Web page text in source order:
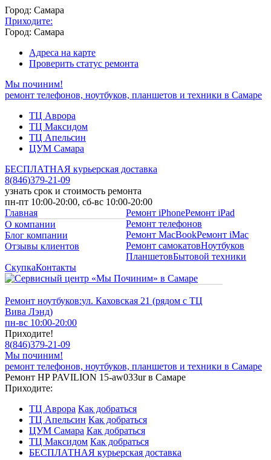
Город: Самара
Приходите:
Город: Самара
Адреса на карте
Проверить статус ремонта
Мы починим!
ремонт телефонов, ноутбуков, планшетов и техники в Самаре
ТЦ Аврора
ТЦ Максидом
ТЦ Апельсин
ЦУМ Самара
БЕСПЛАТНАЯ курьерская доставка
8(846)379-21-09
узнать срок и стоимость ремонта
пн-пт 10:00-20:00, сб-вс 10:00-20:00
Главная
О компании
Блог компании
Отзывы клиентов
Ремонт iPhoneРемонт iPad
Ремонт телефонов
Ремонт MacBookРемонт iMac
Ремонт самокатовНоутбуков
ПланшетовБытовой техники
СкупкаКонтакты
Ремонт ноутбуков:ул. Каховская 21 (рядом с ТЦ
Вива Лэнд)
пн-вс 10:00-20:00
Приходите!
8(846)379-21-09
Мы починим!
ремонт телефонов, ноутбуков, планшетов и техники в Самаре
Ремонт HP PAVILION 15-aw033ur в Самаре
Приходите:
ТЦ Аврора Как добраться
ТЦ Апельсин Как добраться
ЦУМ Самара Как добраться
ТЦ Максидом Как добраться
БЕСПЛАТНАЯ курьерская доставка